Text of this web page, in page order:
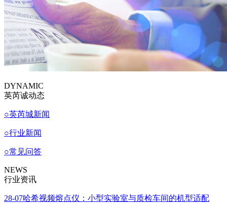
DYNAMIC
英芮诚动态
○英芮城新闻
○行业新闻
○常见问答
NEWS
行业资讯
28-07哈希视频熔点仪：小型实验室与质检车间的机型适配